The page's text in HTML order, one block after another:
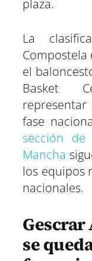
plaza.
La
el
Basket
fase
sección
Mancha
los equipos
nacionales.
Gescrar
se